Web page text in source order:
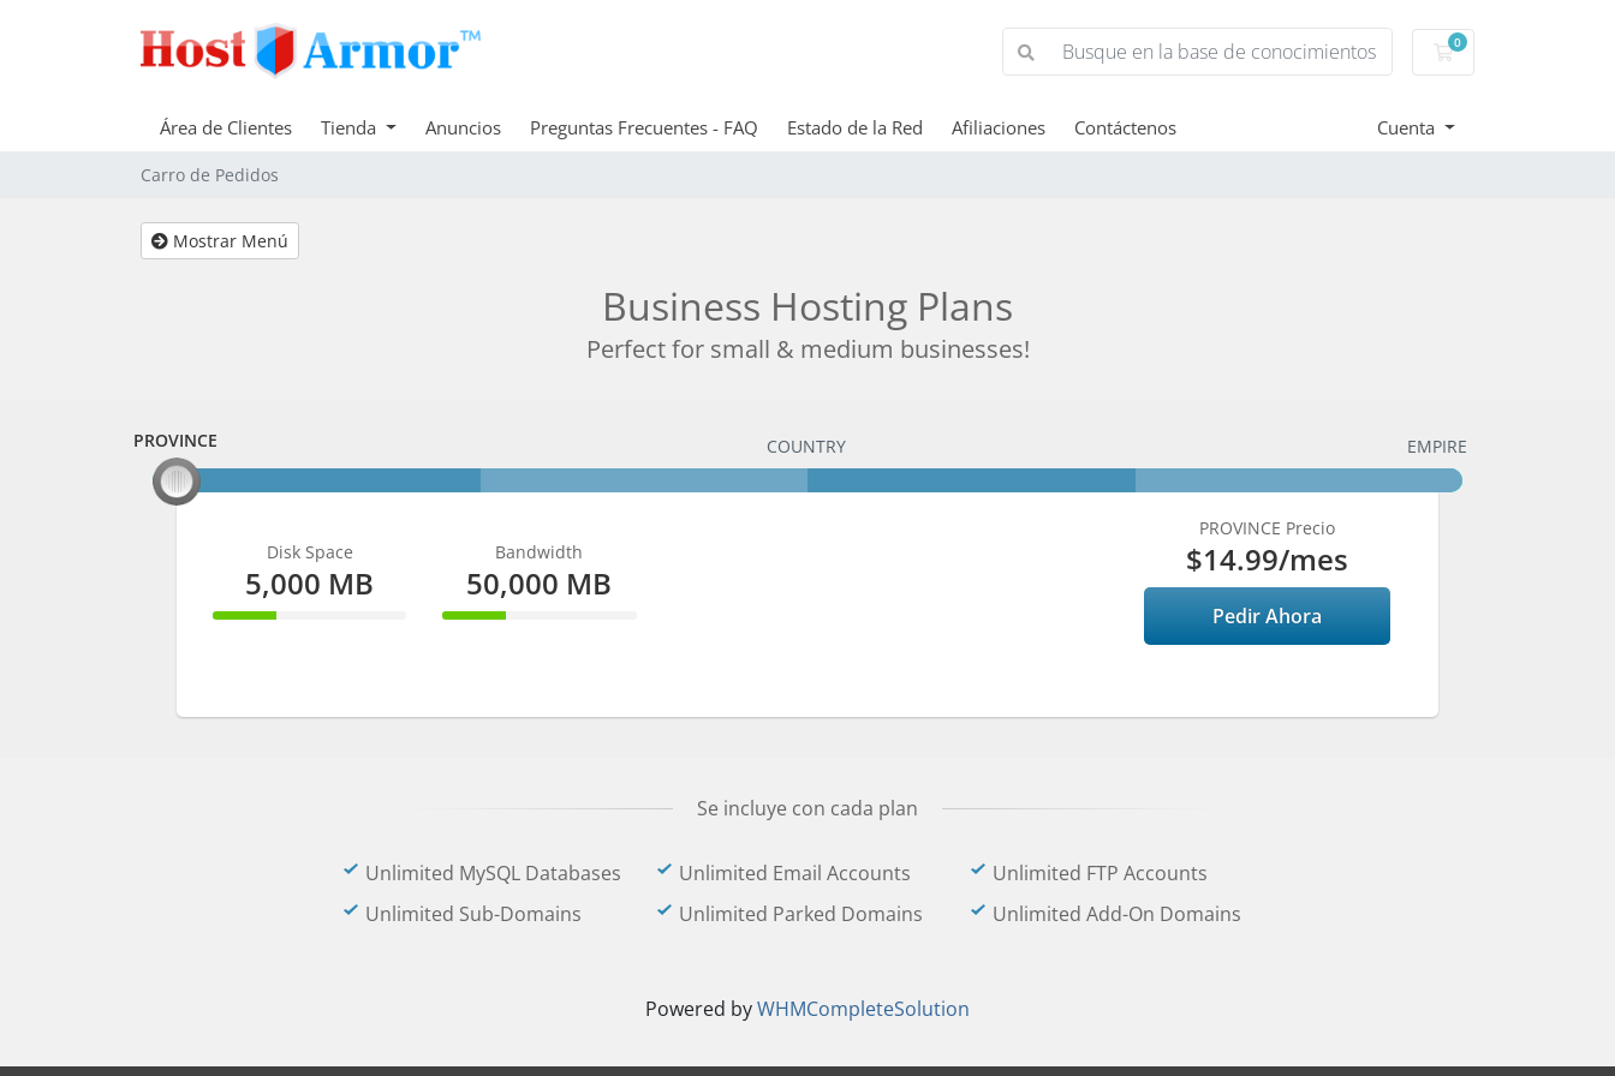
0
Carro de Pedidos
Área de Clientes Tienda Anuncios Preguntas Frecuentes - FAQ Estado de la Red Afiliaciones Contáctenos Cuenta
Carro de Pedidos
Mostrar Menú
Business Hosting Plans
Perfect for small & medium businesses!
PROVINCE
PROVINCE COUNTRY EMPIRE
Disk Space
5,000 MB
33% Complete
Bandwidth
50,000 MB
33% Complete
PROVINCE Precio
$14.99/mes
Pedir Ahora
Se incluye con cada plan
Unlimited MySQL Databases Unlimited Email Accounts
Unlimited FTP Accounts
Unlimited Sub-Domains
Unlimited Parked Domains Unlimited Add-On Domains
Powered byWHMCompleteSolution